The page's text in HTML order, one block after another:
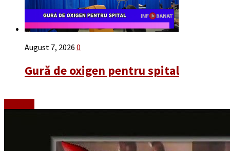
August 7, 2026 0
Gură de oxigen pentru spital